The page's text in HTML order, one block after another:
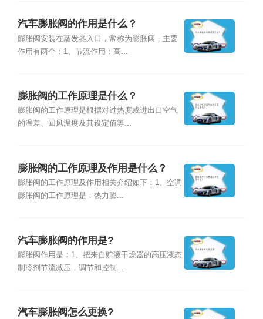
汽车膨胀阀的作用是什么？
膨胀阀安装在蒸发器入口，常称为膨胀阀，主要
作用有两个：1、节流作用：高...
膨胀阀的工作原理是什么？
膨胀阀的工作原理是根据对过热度或进出口空气
的温差、回风温度及其设定值等...
膨胀阀的工作原理及作用是什么？
膨胀阀的工作原理及作用相关介绍如下：1、空调
膨胀阀的工作原理是：热力膨...
汽车膨胀阀的作用是?
膨胀阀作用是：1、把来自贮液干燥器的高压液态
制冷剂节流减压，调节和控制...
汽车膨胀阀怎么更换?